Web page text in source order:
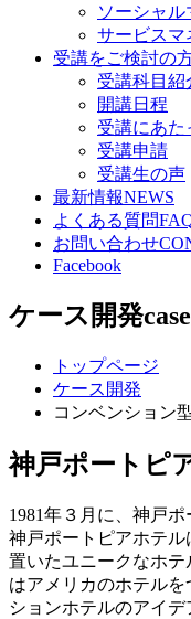
ソーシャル
サービスマ
受講をご検討の
受講科目紹
開講日程
受講にあた
受講申請
受講生の声
最新情報NEWS
よくある質問
お問い合わせ
Facebook
ケース開発
トップページ
ケース開発
コンベンション
神戸ポートピ
1981年３月に、神戸
神戸ポートピアホテ
置いたユニークなホ
はアメリカのホテル
ションホテルのアイ